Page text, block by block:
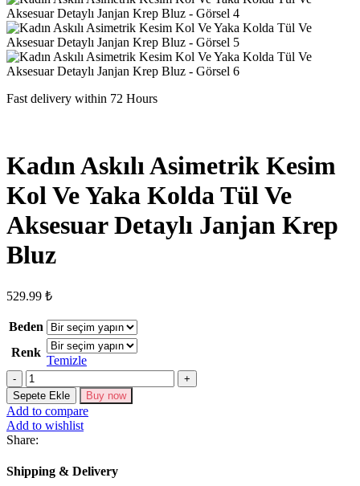
Fast delivery within 72 Hours
Kadın Askılı Asimetrik Kesim
Kol Ve Yaka Kolda Tül Ve
Aksesuar Detaylı Janjan Krep
Bluz
529.99 ₺
Beden
Renk
Temizle
Kadın
Askılı
Asimetrik
Kesim
Kol
Ve
Yaka
Kolda
Sepete Ekle Buy now
Add to compare
Add to wishlist
Share:
Shipping & Delivery